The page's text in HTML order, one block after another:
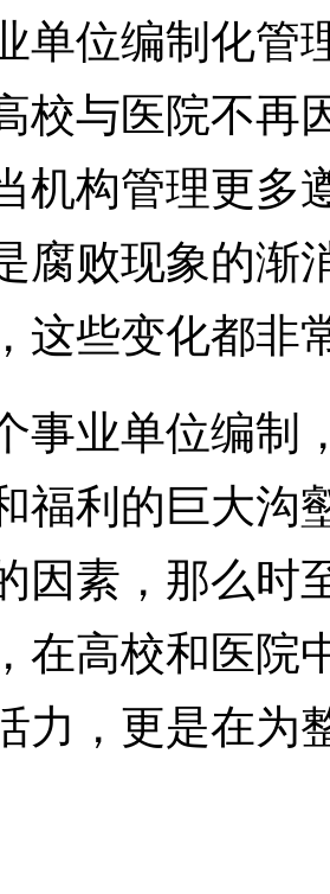
单位编制化管
校与医院不再
机构管理更多
腐败现象的渐
这些变化都非
业单位编制
福利的巨大沟
因素，那么时
在高校和医院
力，更是在为